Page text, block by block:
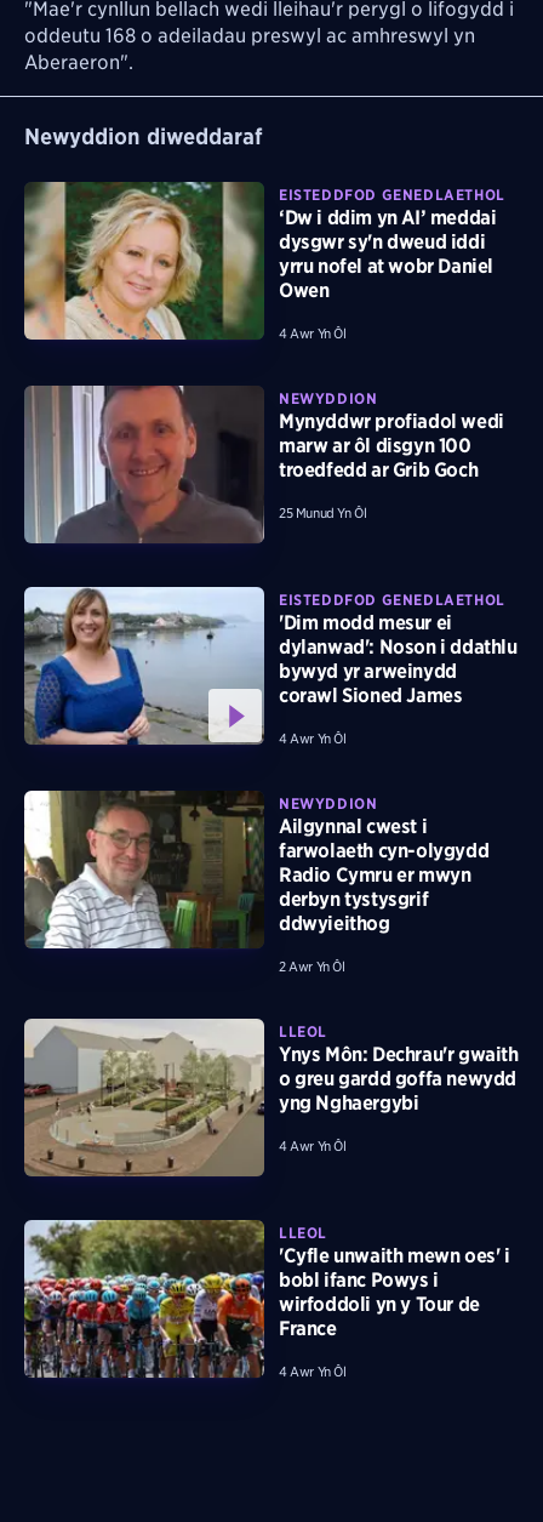
"Mae'r cynllun bellach wedi lleihau'r perygl o lifogydd i
oddeutu 168 o adeiladau preswyl ac amhreswyl yn
Aberaeron".
Newyddion diweddaraf
EISTEDDFOD GENEDLAETHOL
‘Dw i ddim yn AI’ meddai
dysgwr sy'n dweud iddi
yrru nofel at wobr Daniel
Owen
4 Awr Yn Ôl
NEWYDDION
Mynyddwr profiadol wedi
marw ar ôl disgyn 100
troedfedd ar Grib Goch
25 Munud Yn Ôl
EISTEDDFOD GENEDLAETHOL
'Dim modd mesur ei
dylanwad': Noson i ddathlu
bywyd yr arweinydd
corawl Sioned James
4 Awr Yn Ôl
NEWYDDION
Ailgynnal cwest i
farwolaeth cyn-olygydd
Radio Cymru er mwyn
derbyn tystysgrif
ddwyieithog
2 Awr Yn Ôl
LLEOL
Ynys Môn: Dechrau'r gwaith
o greu gardd goffa newydd
yng Nghaergybi
4 Awr Yn Ôl
LLEOL
'Cyfle unwaith mewn oes' i
bobl ifanc Powys i
wirfoddoli yn y Tour de
France
4 Awr Yn Ôl